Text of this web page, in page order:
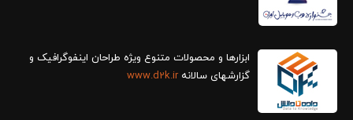
ابزارها و محصولات متنوع ویژه طراحان اینفوگرافیک و
گزارش‎های سالانه
www.d2k.ir